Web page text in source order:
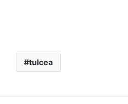
tulcea